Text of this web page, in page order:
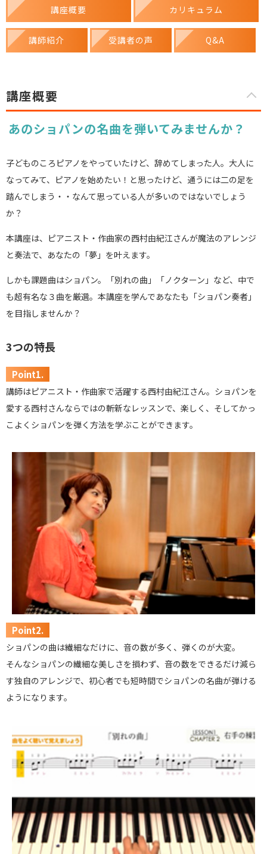
講座概要 カリキュラム
講師紹介 受講者の声 Q&A
講座概要
あのショパンの名曲を弾いてみませんか？
子どものころピアノをやっていたけど、辞めてしまった人。大人に
なってみて、ピアノを始めたい！と思ったけど、通うには二の足を
踏んでしまう・・なんて思っている人が多いのではないでしょう
か？
本講座は、ピアニスト・作曲家の西村由紀江さんが魔法のアレンジ
と奏法で、あなたの「夢」を叶えます。
しかも課題曲はショパン。「別れの曲」「ノクターン」など、中で
も超有名な３曲を厳選。本講座を学んであなたも「ショパン奏者」
を目指しませんか？
3つの特長
Point1.
講師はピアニスト・作曲家で活躍する西村由紀江さん。ショパンを
愛する西村さんならではの斬新なレッスンで、楽しく、そしてかっ
こよくショパンを弾く方法を学ぶことができます。
Point2.
ショパンの曲は繊細なだけに、音の数が多く、弾くのが大変。
そんなショパンの繊細な美しさを損わず、音の数をできるだけ減ら
す独自のアレンジで、初心者でも短時間でショパンの名曲が弾ける
ようになります。